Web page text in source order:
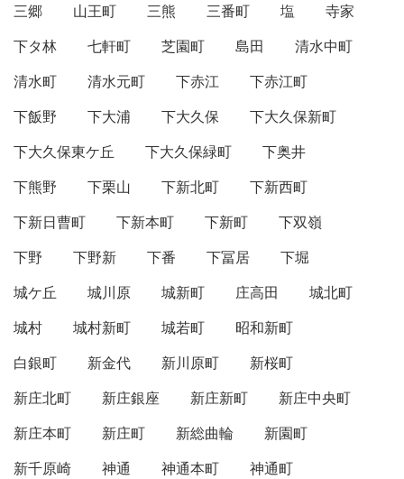
三郷
山王町 三熊 三番町 塩
寺家
下タ林
七軒町 芝園町 島田
清水中町
清水町
清水元町 下赤江
下赤江町
下飯野
下大浦 下大久保
下大久保新町
下大久保東ケ丘
下大久保緑町
下奥井
下熊野
下栗山 下新北町
下新西町
下新日曹町
下新本町 下新町
下双嶺
下野
下野新 下番 下冨居
下堀
城ケ丘
城川原 城新町 庄高田
城北町
城村
城村新町 城若町
昭和新町
白銀町
新金代 新川原町
新桜町
新庄北町
新庄銀座 新庄新町
新庄中央町
新庄本町
新庄町 新総曲輪
新園町
新千原崎
神通 神通本町
神通町